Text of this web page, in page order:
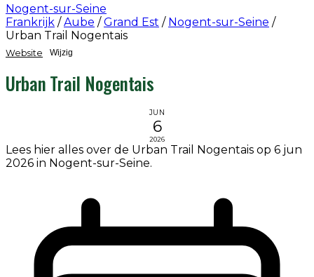
Nogent-sur-Seine
Frankrijk / Aube / Grand Est / Nogent-sur-Seine /
Urban Trail Nogentais
Website Wijzig
Urban Trail Nogentais
JUN
6
2026
Lees hier alles over de Urban Trail Nogentais op 6 jun
2026 in Nogent-sur-Seine.